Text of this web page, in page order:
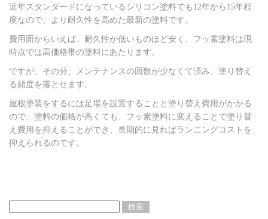
近年スタンダードになっているシリコン塗料でも12年から15年程
度なので、より耐久性を高めた最新の塗料です。
費用面からいえば、耐久性が低いものほど安く、フッ素塗料は現
時点では高価格帯の塗料にあたります。
ですが、その分、メンテナンスの回数が少なくて済み、塗り替え
る頻度を落とせます。
屋根塗装をするには足場を設置することと塗り替え費用がかかる
ので、塗料の価格が高くても、フッ素塗料に変えることで塗り替
え費用を抑えることができ、長期的に見ればランニングコストを
抑えられるのです。